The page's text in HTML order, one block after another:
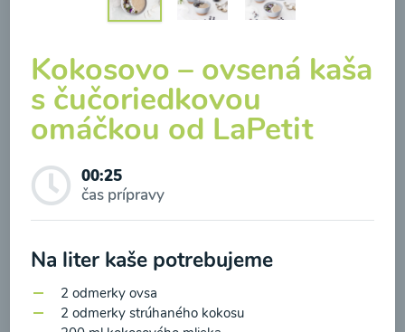
syrom
00:25 Zobraziť
Kokosovo – ovsená kaša
s čučoriedkovou
omáčkou od LaPetit
00:25
čas prípravy
Na liter kaše potrebujeme
2 odmerky ovsa
2 odmerky strúhaného kokosu
spracovaním osobných údajov pre účely